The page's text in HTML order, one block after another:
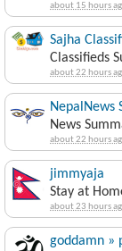
about 15 hours
Sajha
Classifieds
about 22 hours
NepalNews
News
about 22 hours
jimmyaja
Stay at
about 23 hours
goddamn »